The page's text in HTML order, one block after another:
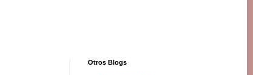
Otros Blogs